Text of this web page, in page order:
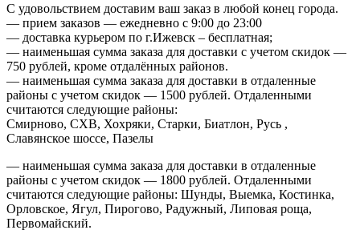
С удовольствием доставим ваш заказ в любой конец города.
— прием заказов — ежедневно с 9:00 до 23:00
— доставка курьером по г.Ижевск – бесплатная;
— наименьшая сумма заказа для доставки с учетом скидок —
750 рублей, кроме отдалённых районов.
— наименьшая сумма заказа для доставки в отдаленные
районы с учетом скидок — 1500 рублей. Отдаленными
считаются следующие районы:
Смирново, СХВ, Хохряки, Старки, Биатлон, Русь ,
Славянское шоссе, Пазелы
— наименьшая сумма заказа для доставки в отдаленные
районы с учетом скидок — 1800 рублей. Отдаленными
считаются следующие районы: Шунды, Выемка, Костинка,
Орловское, Ягул, Пирогово, Радужный, Липовая роща,
Первомайский.